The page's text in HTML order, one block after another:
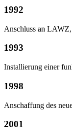
1992
Anschluss an
1993
Installierung einer
1998
Anschaffung des
2001